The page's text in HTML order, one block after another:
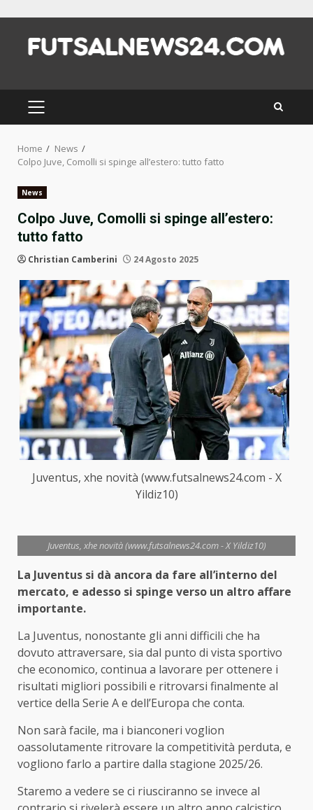
content
PRIMARY
MENU
Home
News
Colpo Juve, Comolli si spinge all’estero: tutto fatto
News
Colpo Juve, Comolli si spinge all’estero:
tutto fatto
Christian Camberini 24 Agosto 2025
Juventus, xhe novità (www.futsalnews24.com - X
Yildiz10)
Juventus, xhe novità (www.futsalnews24.com - X Yildiz10)
La Juventus si dà ancora da fare all’interno del
mercato, e adesso si spinge verso un altro affare
importante.
La Juventus, nonostante gli anni difficili che ha
dovuto attraversare, sia dal punto di vista sportivo
che economico, continua a lavorare per ottenere i
risultati migliori possibili e ritrovarsi finalmente al
vertice della Serie A e dell’Europa che conta.
Non sarà facile, ma i bianconeri voglion
oassolutamente ritrovare la competitività perduta, e
vogliono farlo a partire dalla stagione 2025/26.
Staremo a vedere se ci riusciranno se invece al